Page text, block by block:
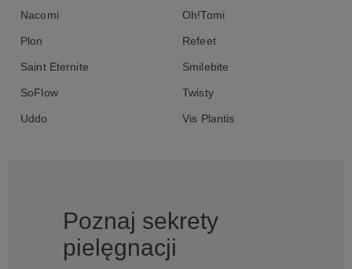
Nacomi Oh!Tomi
Plon Refeet
Saint Eternite Smilebite
SoFlow Twisty
Uddo Vis Plantis
Poznaj sekrety
pielęgnacji